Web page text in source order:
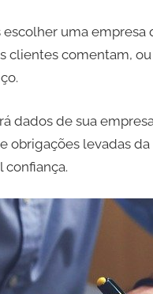
escolher uma
clientes comentam,
dados de sua
obrigações levadas
confiança.